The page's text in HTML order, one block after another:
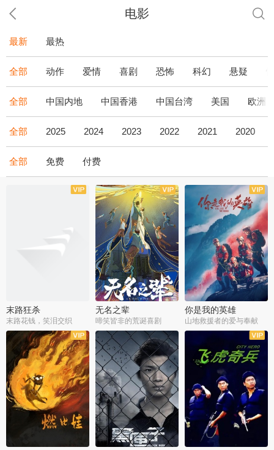
电影
最新 最热
全部 动作 爱情 喜剧 恐怖 科幻 悬疑
全部 中国内地 中国香港 中国台湾 美国 欧洲
全部 2025 2024 2023 2022 2021 2020
全部 免费 付费
末路狂杀
末路花钱，笑泪交织
无名之辈
啼笑皆非的荒诞喜剧
你是我的英雄
山地救援者的爱与奉献